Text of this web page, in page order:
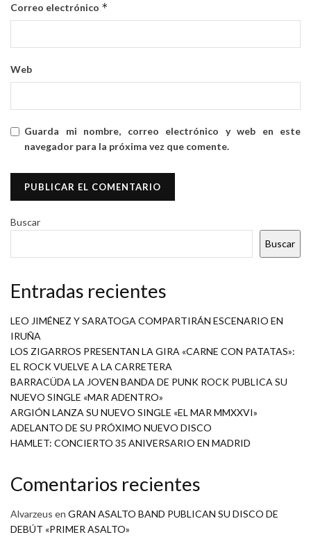
Correo electrónico *
Web
Guarda mi nombre, correo electrónico y web en este
navegador para la próxima vez que comente.
Buscar
Buscar
Entradas recientes
LEO JIMÉNEZ Y SARATOGA COMPARTIRÁN ESCENARIO EN
IRUÑA
LOS ZIGARROS PRESENTAN LA GIRA «CARNE CON PATATAS»:
EL ROCK VUELVE A LA CARRETERA
BARRACÜDA LA JOVEN BANDA DE PUNK ROCK PUBLICA SU
NUEVO SINGLE «MAR ADENTRO»
ARGIÓN LANZA SU NUEVO SINGLE «EL MAR MMXXVI»
ADELANTO DE SU PRÓXIMO NUEVO DISCO
HAMLET: CONCIERTO 35 ANIVERSARIO EN MADRID
Comentarios recientes
Alvarzeus en GRAN ASALTO BAND PUBLICAN SU DISCO DE
DEBÚT «PRIMER ASALTO»